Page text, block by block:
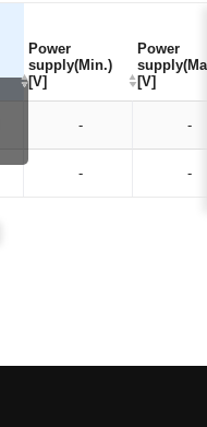
Power
supply(Min.)
[V]
Power
[V]
- -
- -
Power
supply(Min.)
[V]
Power
[V]